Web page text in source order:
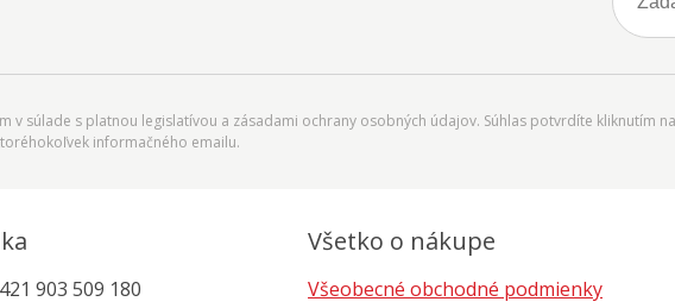
súlade s platnou legislatívou a zásadami ochrany osobných údajov. Súhlas potvrdíte kliknutím
informačného emailu.
903 509 180
Všetko o nákupe
Všeobecné obchodné podmienky